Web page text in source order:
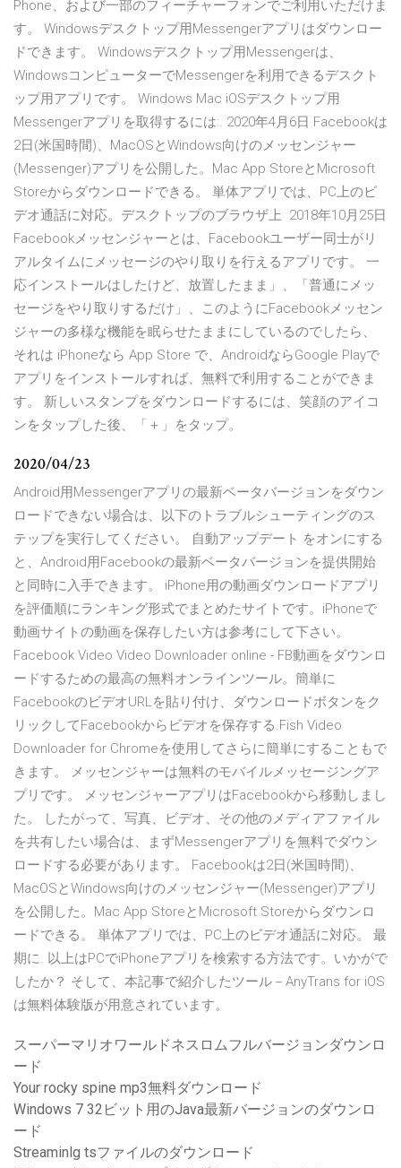
Phone、および一部のフィーチャーフォンでご利用いただけま
す。 Windowsデスクトップ用Messengerアプリはダウンロー
ドできます。 Windowsデスクトップ用Messengerは、
WindowsコンピューターでMessengerを利用できるデスクト
ップ用アプリです。 Windows Mac iOSデスクトップ用
Messengerアプリを取得するには:. 2020年4月6日 Facebookは
2日(米国時間)、MacOSとWindows向けのメッセンジャー
(Messenger)アプリを公開した。Mac App StoreとMicrosoft
Storeからダウンロードできる。 単体アプリでは、PC上のビ
デオ通話に対応。デスクトップのブラウザ上 2018年10月25日
Facebookメッセンジャーとは、Facebookユーザー同士がリ
アルタイムにメッセージのやり取りを行えるアプリです。 一
応インストールはしたけど、放置したまま」、「普通にメッ
セージをやり取りするだけ」、このようにFacebookメッセン
ジャーの多様な機能を眠らせたままにしているのでしたら、
それは iPhoneなら App Store で、AndroidならGoogle Playで
アプリをインストールすれば、無料で利用することができま
す。 新しいスタンプをダウンロードするには、笑顔のアイコ
ンをタップした後、「＋」をタップ。
2020/04/23
Android用Messengerアプリの最新ベータバージョンをダウン
ロードできない場合は、以下のトラブルシューティングのス
テップを実行してください。 自動アップデート をオンにする
と、Android用Facebookの最新ベータバージョンを提供開始
と同時に入手できます。 iPhone用の動画ダウンロードアプリ
を評価順にランキング形式でまとめたサイトです。iPhoneで
動画サイトの動画を保存したい方は参考にして下さい。
Facebook Video Video Downloader online - FB動画をダウンロ
ードするための最高の無料オンラインツール。簡単に
FacebookのビデオURLを貼り付け、ダウンロードボタンをク
リックしてFacebookからビデオを保存する.Fish Video
Downloader for Chromeを使用してさらに簡単にすることもで
きます。 メッセンジャーは無料のモバイルメッセージングア
プリです。 メッセンジャーアプリはFacebookから移動しまし
た。 したがって、写真、ビデオ、その他のメディアファイル
を共有したい場合は、まずMessengerアプリを無料でダウン
ロードする必要があります。 Facebookは2日(米国時間)、
MacOSとWindows向けのメッセンジャー(Messenger)アプリ
を公開した。Mac App StoreとMicrosoft Storeからダウンロ
ードできる。 単体アプリでは、PC上のビデオ通話に対応。 最
期に. 以上はPCでiPhoneアプリを検索する方法です。いかがで
したか？ そして、本記事で紹介したツール－AnyTrans for iOS
は無料体験版が用意されています。
スーパーマリオワールドネスロムフルバージョンダウンロ
ード
Your rocky spine mp3無料ダウンロード
Windows 7 32ビット用のJava最新バージョンのダウンロ
ード
Streaminlg tsファイルのダウンロード